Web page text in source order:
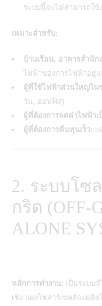
ระบบนี้จะไม่สามารถใช้
เหมาะสำหรับ:
บ้านเรือน, อาคารสำนัก
ไฟฟ้าของการไฟฟ้าอยู่แ
ผู้ที่ใช้ไฟฟ้าส่วนใหญ่ในช่
วัน, ออฟฟิศ)
ผู้ที่ต้องการลดค่าไฟฟ้าเ
ผู้ที่ต้องการคืนทุนเร็ว: แ
2. ระบบโซ
กริด (OFF-
ALONE
หลักการทำงาน: เป็นระบบ
เชิง แผงโซลาร์เซลล์จะผลิ